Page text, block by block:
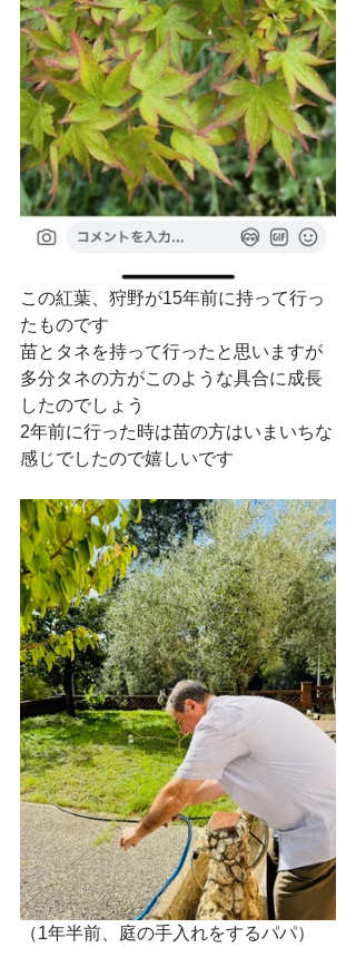
この紅葉、狩野が15年前に持って行っ
たものです
苗とタネを持って行ったと思いますが
多分タネの方がこのような具合に成長
したのでしょう
2年前に行った時は苗の方はいまいちな
感じでしたので嬉しいです
（1年半前、庭の手入れをするパパ）